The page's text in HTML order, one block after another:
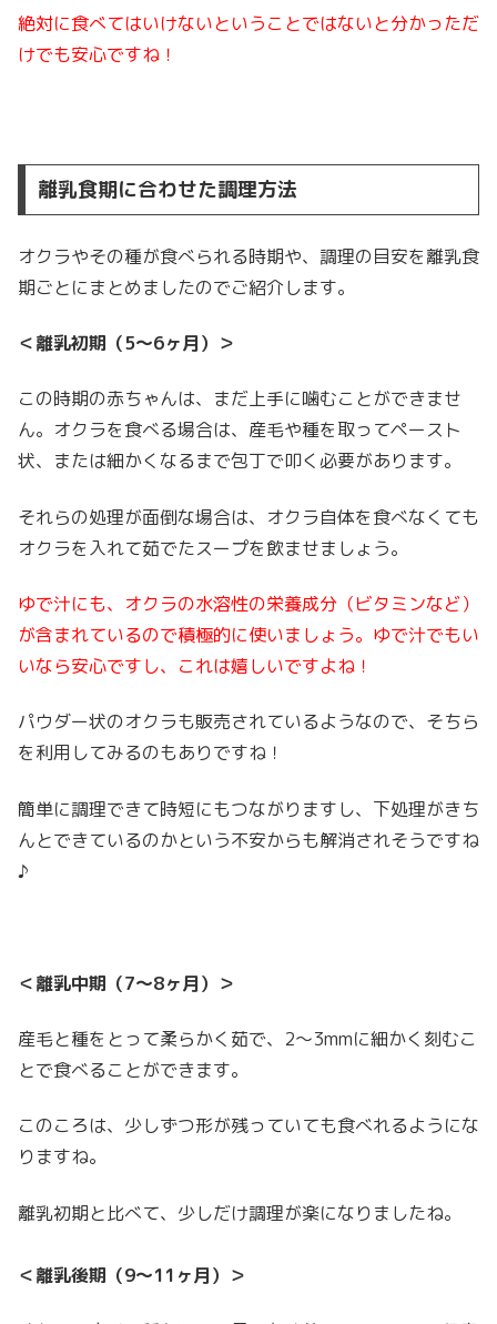
絶対に食べてはいけないということではないと分かっただ
けでも安心ですね！
離乳食期に合わせた調理方法
オクラやその種が食べられる時期や、調理の目安を離乳食
期ごとにまとめましたのでご紹介します。
＜離乳初期（5～6ヶ月）＞
この時期の赤ちゃんは、まだ上手に噛むことができませ
ん。 オクラを食べる場合は、産毛や種を取ってペースト
状、または細かくなるまで包丁で叩く必要があります。
それらの処理が面倒な場合は、オクラ自体を食べなくても
オクラを入れて茹でたスープを飲ませましょう。
ゆで汁にも、オクラの水溶性の栄養成分（ビタミンなど）
が含まれているので積極的に使いましょう。ゆで汁でもい
いなら安心ですし、これは嬉しいですよね！
パウダー状のオクラも販売されているようなので、そちら
を利用してみるのもありですね！
簡単に調理できて時短にもつながりますし、下処理がきち
んとできているのかという不安からも解消されそうですね
♪
＜離乳中期（7～8ヶ月）＞
産毛と種をとって柔らかく茹で、 2～3mmに細かく刻むこ
とで食べることができます。
このころは、少しずつ形が残っていても食べれるようにな
りますね。
離乳初期と比べて、少しだけ調理が楽になりましたね。
＜離乳後期（9～11ヶ月）＞